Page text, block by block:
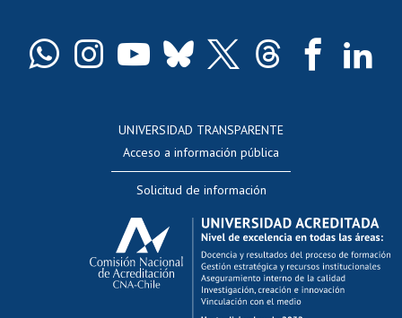
Docentes
Evaluación docente
Calificación académica
Postulación al AUCAI
Funcionarias/os
Cursos internos de capacitación
UNIVERSIDAD TRANSPARENTE
Acceso a información pública
Solicitud de información